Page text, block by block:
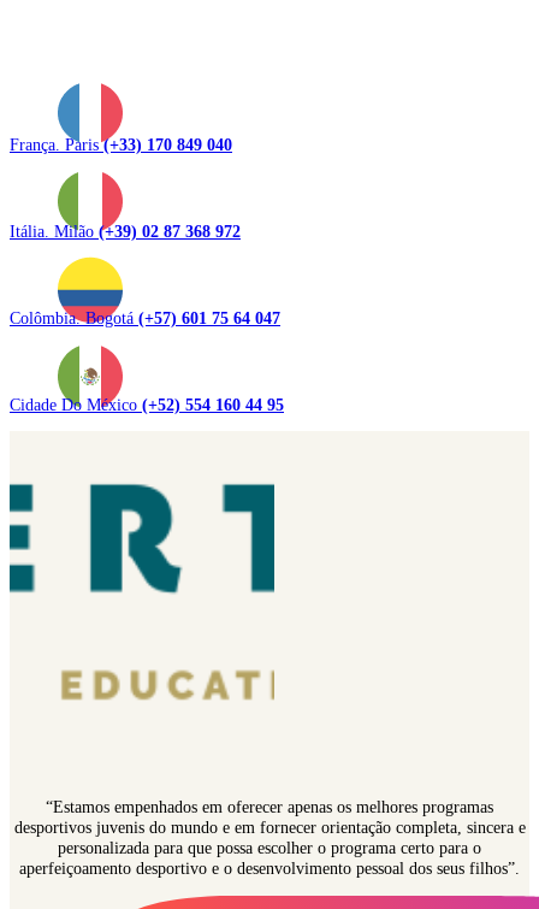
França. Paris(+33) 170 849 040
Itália. Milão (+39) 02 87 368 972
Colômbia. Bogotá (+57) 601 75 64 047
Cidade Do México (+52) 554 160 44 95
“Estamos empenhados em oferecer apenas os melhores programas
desportivos juvenis do mundo e em fornecer orientação completa, sincera e
personalizada para que possa escolher o programa certo para o
aperfeiçoamento desportivo e o desenvolvimento pessoal dos seus filhos”.